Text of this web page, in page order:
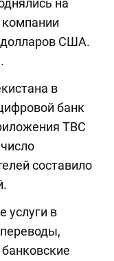
на
компании
долларов США.
в
банк
ТВС
составило
услуги в